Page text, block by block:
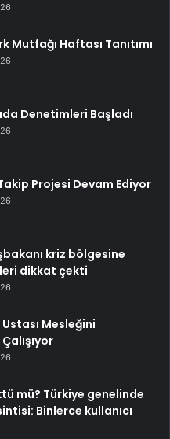
Mutfağı Haftası Tanıtımı
Denetimleri Başladı
Projesi Devam Ediyor
kriz bölgesine
dikkat çekti
Ustası Mesleğini
mü? Türkiye genelinde
Binlerce kullanıcı